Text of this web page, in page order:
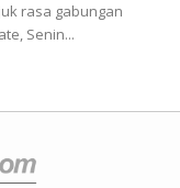
rasa gabungan
Senin...